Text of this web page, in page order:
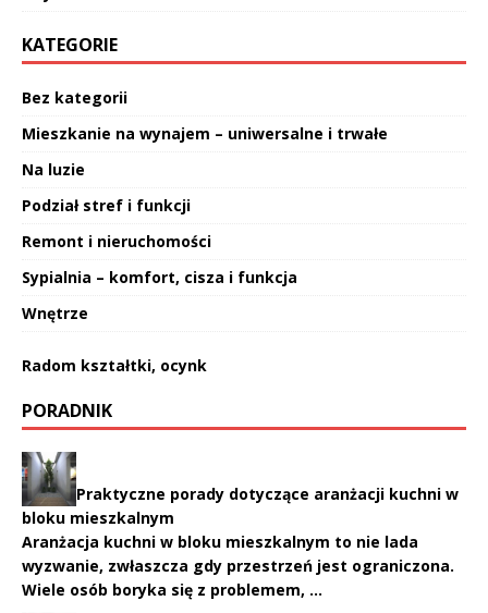
KATEGORIE
Bez kategorii
Mieszkanie na wynajem – uniwersalne i trwałe
Na luzie
Podział stref i funkcji
Remont i nieruchomości
Sypialnia – komfort, cisza i funkcja
Wnętrze
Radom kształtki, ocynk
PORADNIK
Praktyczne porady dotyczące aranżacji kuchni w
bloku mieszkalnym
Aranżacja kuchni w bloku mieszkalnym to nie lada
wyzwanie, zwłaszcza gdy przestrzeń jest ograniczona.
Wiele osób boryka się z problemem, …